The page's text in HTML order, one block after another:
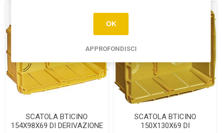
SCATOLA BTICINO
154X98X69 DI DERIVAZIONE
SCATOLA BTICINO
150X130X69 DI
OK
APPROFONDISCI